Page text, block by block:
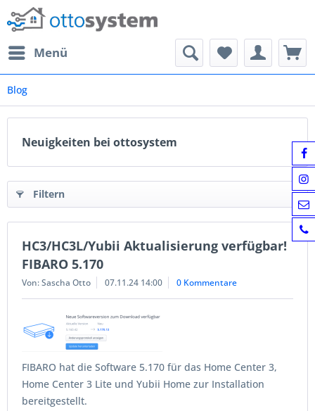
Menü
Blog
Neuigkeiten bei ottosystem
Filtern
HC3/HC3L/Yubii Aktualisierung verfügbar!
FIBARO 5.170
Von: Sascha Otto 07.11.24 14:00 0 Kommentare
FIBARO hat die Software 5.170 für das Home Center 3,
Home Center 3 Lite und Yubii Home zur Installation
bereitgestellt.